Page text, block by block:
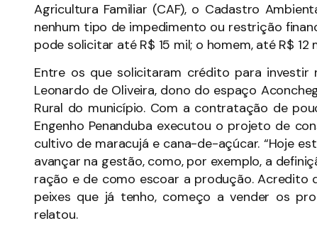
Agricultura Familiar (CAF), o Cadastro
nenhum tipo de impedimento ou restrição
pode solicitar até R$ 15 mil; o homem, até R$
Entre os que solicitaram crédito para
Leonardo de Oliveira, dono do espaço
Rural do município. Com a contratação de
Engenho Penanduba executou o projeto de
cultivo de maracujá e cana-de-açúcar. “Hoje
avançar na gestão, como, por exemplo, a
ração e de como escoar a produção. Acredito
peixes que já tenho, começo a vender os
relatou.